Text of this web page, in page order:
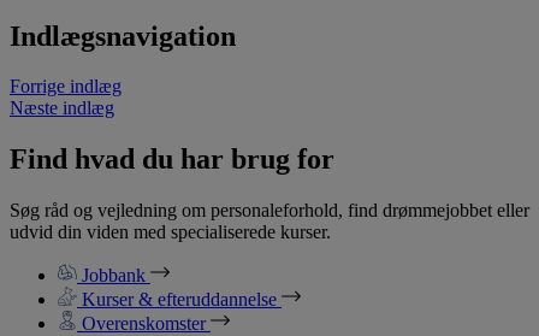
Indlægsnavigation
Forrige indlæg
Næste indlæg
Find hvad du har brug for
Søg råd og vejledning om personaleforhold, find drømmejobbet eller
udvid din viden med specialiserede kurser.
Jobbank
Kurser & efteruddannelse
Overenskomster